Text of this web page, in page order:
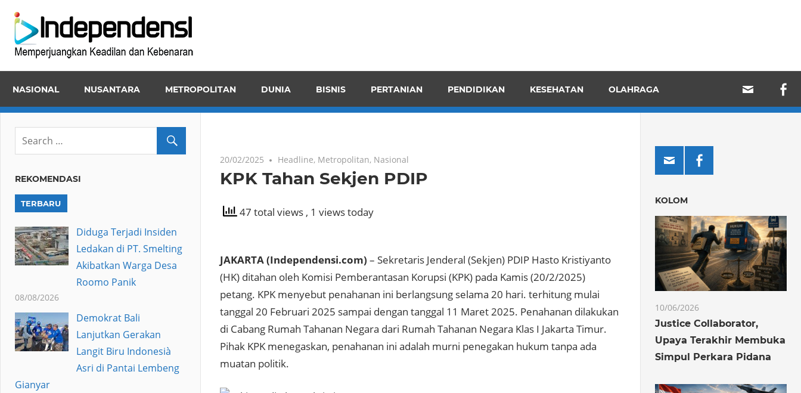
content
dan
NASIONAL NUSANTARA METROPOLITAN DUNIA BISNIS PERTANIAN PENDIDIKAN KESEHATAN OLAHRAGA
20/02/2025 Headline, Metropolitan, Nasional
KPK Tahan Sekjen PDIP
47 total views , 1 views today
JAKARTA (Independensi.com) – Sekretaris Jenderal (Sekjen) PDIP Hasto Kristiyanto
(HK) ditahan oleh Komisi Pemberantasan Korupsi (KPK) pada Kamis (20/2/2025)
petang. KPK menyebut penahanan ini berlangsung selama 20 hari. terhitung mulai
tanggal 20 Februari 2025 sampai dengan tanggal 11 Maret 2025. Penahanan dilakukan
di Cabang Rumah Tahanan Negara dari Rumah Tahanan Negara Klas I Jakarta Timur.
Pihak KPK menegaskan, penahanan ini adalah murni penegakan hukum tanpa ada
muatan politik.
REKOMENDASI
TERBARU
Diduga Terjadi Insiden
Ledakan di PT. Smelting
Akibatkan Warga Desa
Roomo Panik
08/08/2026
Demokrat Bali
Lanjutkan Gerakan
Langit Biru Indonesià
Asri di Pantai Lembeng
Gianyar
KOLOM
10/06/2026
Justice Collaborator,
Upaya Terakhir Membuka
Simpul Perkara Pidana